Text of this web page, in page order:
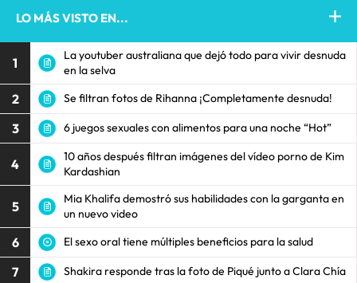
LO MÁS VISTO EN...
1
La youtuber australiana que dejó todo para vivir desnuda
en la selva
2 Se filtran fotos de Rihanna ¡Completamente desnuda!
3 6 juegos sexuales con alimentos para una noche “Hot”
4
10 años después filtran imágenes del vídeo porno de Kim
Kardashian
5
Mia Khalifa demostró sus habilidades con la garganta en
un nuevo video
6 El sexo oral tiene múltiples beneficios para la salud
7 Shakira responde tras la foto de Piqué junto a Clara Chía